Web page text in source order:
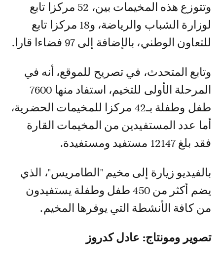
وتتوزع هذه المخيمات بين، 52 مركزا تابع
لوزارة الشباب والرياضة، و18 مركزا تابع
للتعاون الوطني، بالإضافة إلى 97 فضاءا قارا.
وتابع المتحدث، في تصريح للموقع، أنه في
المرحلة الأولى للتخيم، استفاد منها 7600
طفل وطفلة بـ42 مركزا للمخيمات الحضرية،
أما عدد المستفيدين من المخيمات القارة
فقد بلغ 12147 مستفيد ومستفيدة.
بالفيديو زيارة إلى مخيم "الطامريس"، الذي
يضم أكثر من 450 طفل وطفلة يستفيدون
من كافة الأنشطة التي يوفرها المخيم.
تصوير ومونتاج: عادل كدروز